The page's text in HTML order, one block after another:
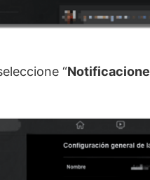
“Notificacione